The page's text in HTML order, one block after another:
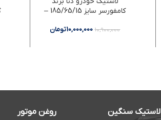
کامفورسر سایز 185/65/15 –
10,900,000
10,000,000تومان
لاستیک سنگین روغن موتور